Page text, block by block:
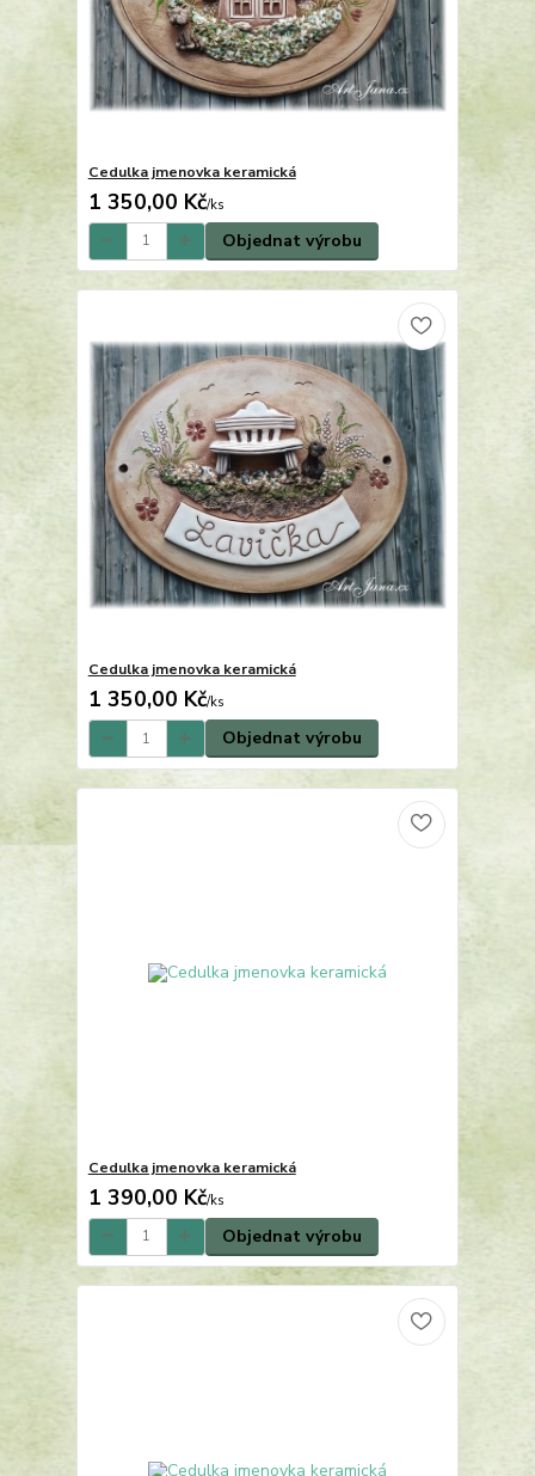
Cedulka jmenovka keramická
1 350,00 Kč/ks
Objednat výrobu
Cedulka jmenovka keramická
1 350,00 Kč/ks
Objednat výrobu
Cedulka jmenovka keramická
1 390,00 Kč/ks
Objednat výrobu